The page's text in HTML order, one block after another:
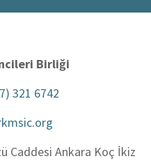
Birliği
321 6742
Caddesi Ankara Koç İkiz